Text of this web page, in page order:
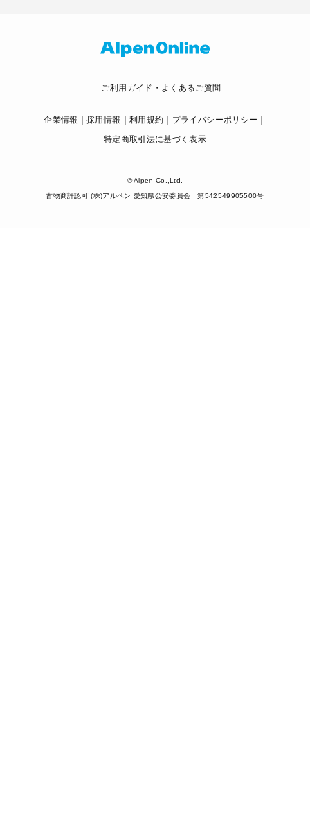
ご利用ガイド・よくあるご質問
企業情報 採用情報 利用規約
プライバシーポリシー
特定商取引法に基づく表示
© Alpen Co.,Ltd.
古物商許認可 (株)アルペン 愛知県公安委員会 第542549905500号